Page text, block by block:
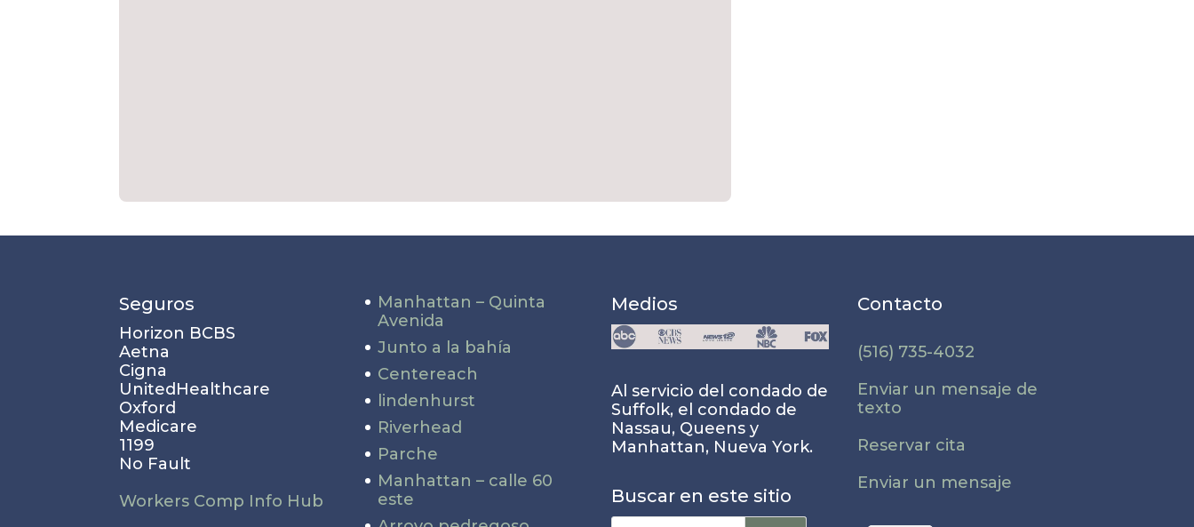
Seguros
Horizon BCBS
Aetna
Cigna
UnitedHealthcare
Oxford
Medicare
1199
No Fault
Workers Comp Info Hub
Manhattan – Quinta
Avenida
Junto a la bahía
Centereach
lindenhurst
Riverhead
Parche
Manhattan – calle 60
este
Medios
Al servicio del condado de
Suffolk, el condado de
Nassau, Queens y
Manhattan, Nueva York.
Buscar en este sitio
Contacto
(516) 735-4032
Enviar un mensaje de
texto
Reservar cita
Enviar un mensaje